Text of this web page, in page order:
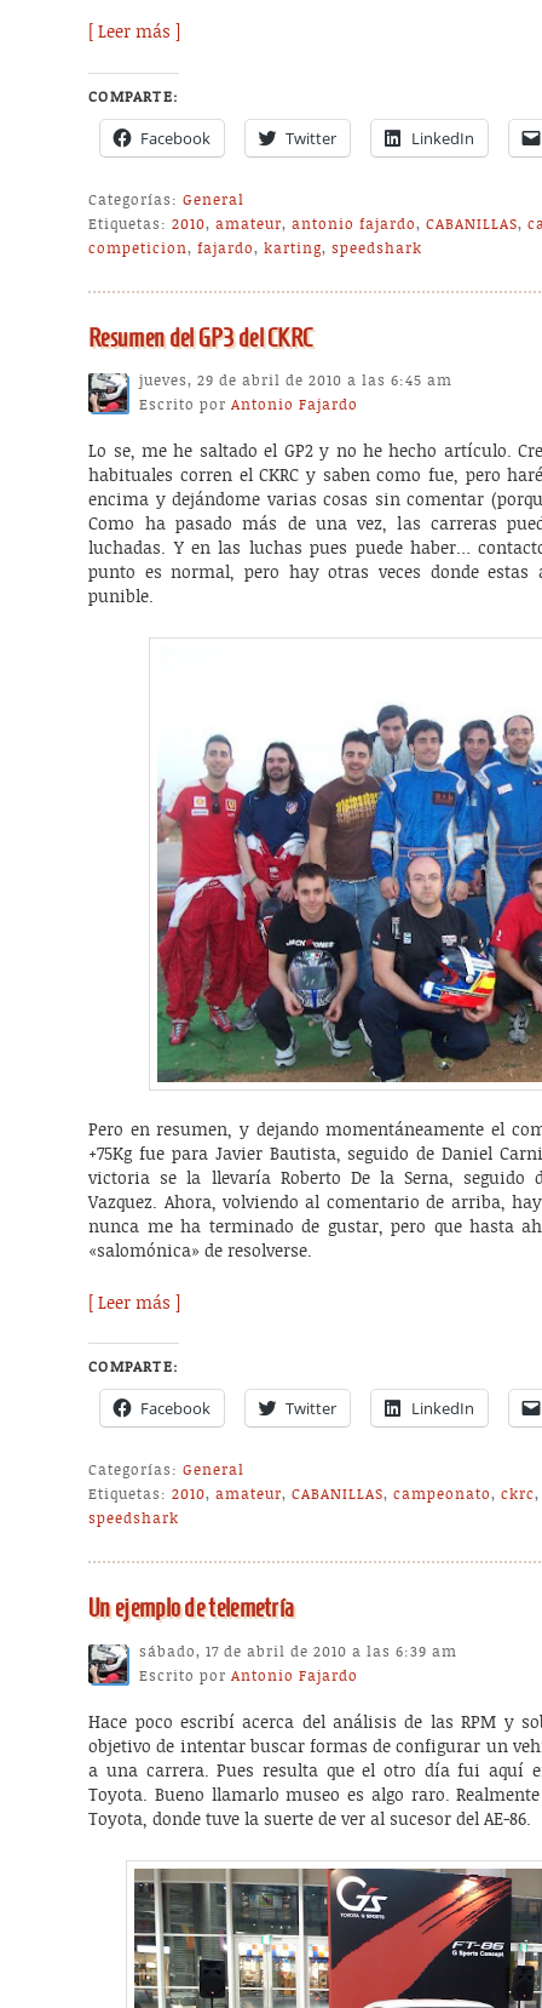
[ Leer más ]
COMPARTE:
Facebook Twitter LinkedIn
Categorías: General
Etiquetas: 2010,amateur,antonio fajardo,CABANILLAS,
competicion,fajardo,karting,speedshark
Resumen del GP3 del CKRC
jueves, 29 de abril de 2010 a las 6:45 am
Escrito porAntonio Fajardo
Lo se, me he saltado el GP2 y no he hecho artículo.
habituales corren el CKRC y saben como fue, pero
encima y dejándome varias cosas sin comentar
Como ha pasado más de una vez, las carreras
luchadas. Y en las luchas pues puede haber…
punto es normal, pero hay otras veces donde estas
punible.
Pero en resumen, y dejando momentáneamente el
+75Kg fue para Javier Bautista, seguido de Daniel
victoria se la llevaría Roberto De la Serna, seguido
Vazquez. Ahora, volviendo al comentario de arriba,
nunca me ha terminado de gustar, pero que hasta
«salomónica» de resolverse.
[ Leer más ]
COMPARTE:
Facebook Twitter LinkedIn
Categorías: General
Etiquetas: 2010,amateur,CABANILLAS,campeonato,ckrc
speedshark
Un ejemplo de telemetría
sábado, 17 de abril de 2010 a las 6:39 am
Escrito porAntonio Fajardo
Hace poco escribí acerca del análisis de las RPM y
objetivo de intentar buscar formas de configurar un
a una carrera. Pues resulta que el otro día fui aquí
Toyota. Bueno llamarlo museo es algo raro.
Toyota, donde tuve la suerte de ver al sucesor del AE-86.